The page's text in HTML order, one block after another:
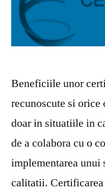
Beneficiile unor
recunoscute si
doar in situatiile in
de a colabora cu o
implementarea unui
calitatii.